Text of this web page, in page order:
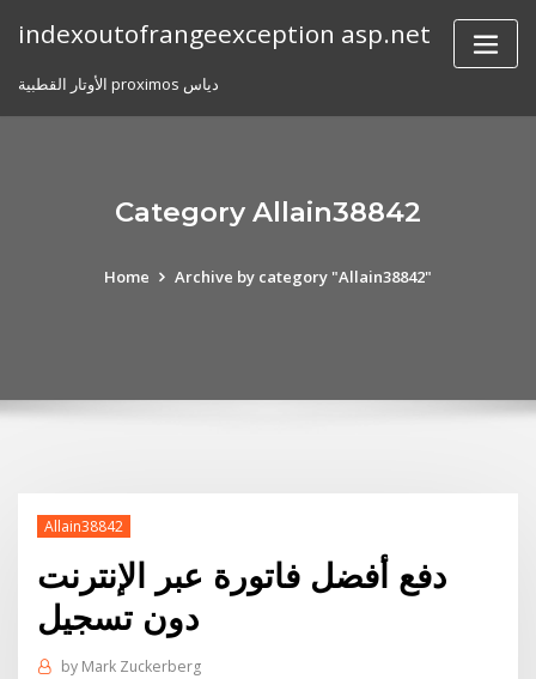
indexoutofrangeexception asp.net
الأوتار القطبية proximos دياس
Category Allain38842
Home Archive by category "Allain38842"
Allain38842
دفع أفضل فاتورة عبر الإنترنت
دون تسجيل
by Mark Zuckerberg